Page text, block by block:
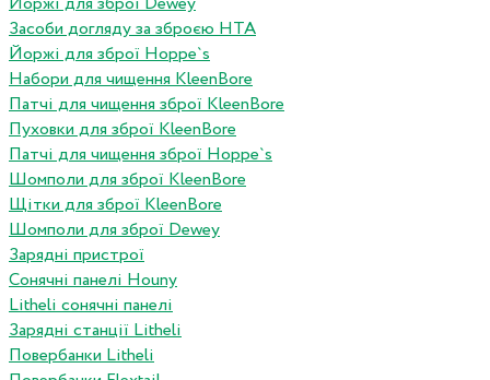
Засоби догляду за зброєю HTA
Йоржі для зброї Hoppe`s
Набори для чищення KleenBore
Патчі для чищення зброї KleenBore
Пуховки для зброї KleenBore
Патчі для чищення зброї Hoppe`s
Шомполи для зброї KleenBore
Щітки для зброї KleenBore
Шомполи для зброї Dewey
Зарядні пристрої
Сонячні панелі Houny
Litheli сонячні панелі
Зарядні станції Litheli
Повербанки Litheli